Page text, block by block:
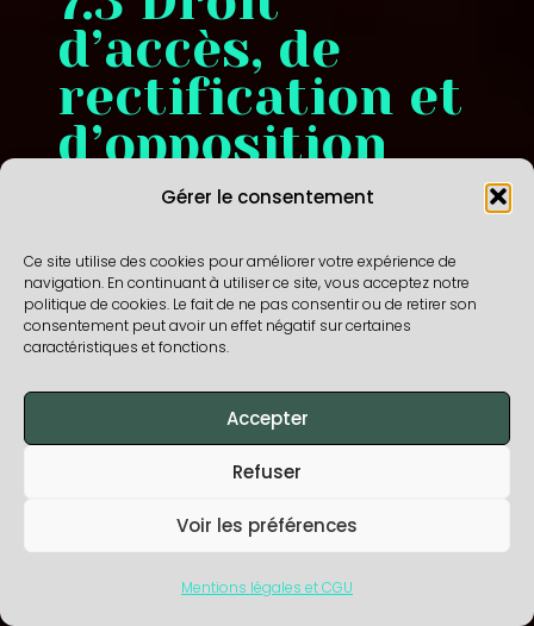
Gérer le consentement
Ce site utilise des cookies pour améliorer votre expérience de
navigation. En continuant à utiliser ce site, vous acceptez notre
politique de cookies. Le fait de ne pas consentir ou de retirer son
consentement peut avoir un effet négatif sur certaines
caractéristiques et fonctions.
Accepter
Refuser
Voir les préférences
Mentions légales et CGU
d’accès, de
rectification et
d’opposition
européenne en vigueur, les Utilisateurs
dehttps://turquoize-duet.frdisposent
des droits suivants :
droit d’accès (article 15 RGPD) et de
rectification (article 16 RGPD), de mise à
jour, de complétude des données des
Utilisateurs droit de verrouillage ou
d’effacement des données des
17 du RGPD), lorsqu’elles sont inexactes,
incomplètes, équivoques, périmées, ou
communication ou la conservation est